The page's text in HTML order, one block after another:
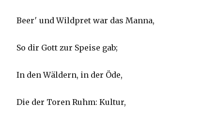
Beer′ und Wildpret war das Manna,
So dir Gott zur Speise gab;
In den Wäldern, in der Öde,
Die der Toren Ruhm: Kultur,